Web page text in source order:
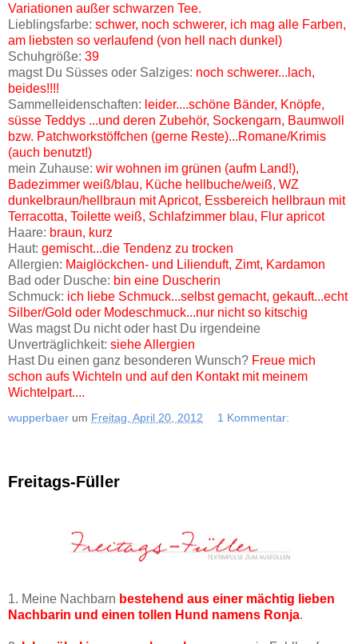
Variationen außer schwarzen Tee.
Lieblingsfarbe: schwer, noch schwerer, ich mag alle Farben,
am liebsten so verlaufend (von hell nach dunkel)
Schuhgröße: 39
magst Du Süsses oder Salziges: noch schwerer...lach,
beides!!!!
Sammelleidenschaften: leider....schöne Bänder, Knöpfe,
süsse Teddys ...und deren Zubehör, Sockengarn, Baumwoll
bzw. Patchworkstöffchen (gerne Reste)...Romane/Krimis
(auch benutzt!)
mein Zuhause: wir wohnen im grünen (aufm Land!),
Badezimmer weiß/blau, Küche hellbuche/weiß, WZ
dunkelbraun/hellbraun mit Apricot, Essbereich hellbraun mit
Terracotta, Toilette weiß, Schlafzimmer blau, Flur apricot
Haare: braun, kurz
Haut: gemischt...die Tendenz zu trocken
Allergien: Maiglöckchen- und Lilienduft, Zimt, Kardamon
Bad oder Dusche: bin eine Duscherin
Schmuck: ich liebe Schmuck...selbst gemacht, gekauft...echt
Silber/Gold oder Modeschmuck...nur nicht so kitschig
Was magst Du nicht oder hast Du irgendeine
Unverträglichkeit: siehe Allergien
Hast Du einen ganz besonderen Wunsch? Freue mich
schon aufs Wichteln und auf den Kontakt mit meinem
Wichtelpart....
wupperbaer um Freitag, April 20, 2012 1 Kommentar:
Freitags-Füller
1. Meine Nachbarn bestehend aus einer mächtig lieben
Nachbarin und einen tollen Hund namens Ronja.